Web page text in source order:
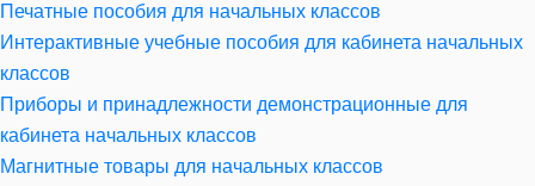
Печатные пособия для начальных классов
Интерактивные учебные пособия для кабинета начальных
классов
Приборы и принадлежности демонстрационные для
кабинета начальных классов
Магнитные товары для начальных классов